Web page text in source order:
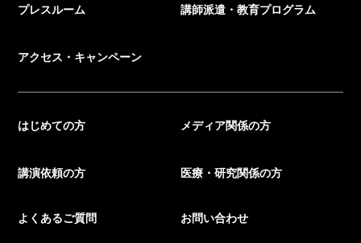
プレスルーム 講師派遣・教育プログラム
アクセス・キャンペーン
はじめての方 メディア関係の方
講演依頼の方 医療・研究関係の方
よくあるご質問 お問い合わせ